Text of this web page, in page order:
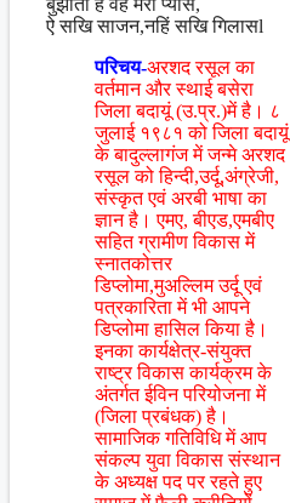
बुझाता है वह मेरी प्यास,
ऐ सखि साजन,नहिं सखि गिलासl
परिचय-अरशद रसूल का
वर्तमान और स्थाई बसेरा
जिला बदायूं (उ.प्र.)में है। ८
जुलाई १९८१ को जिला बदायूं
के बादुल्लागंज में जन्मे अरशद
रसूल को हिन्दी,उर्दू,अंग्रेजी,
संस्कृत एवं अरबी भाषा का
ज्ञान है। एमए, बीएड,एमबीए
सहित ग्रामीण विकास में
स्नातकोत्तर
डिप्लोमा,मुअल्लिम उर्दू एवं
पत्रकारिता में भी आपने
डिप्लोमा हासिल किया है।
इनका कार्यक्षेत्र-संयुक्त
राष्ट्र विकास कार्यक्रम के
अंतर्गत ईविन परियोजना में
(जिला प्रबंधक) है।
सामाजिक गतिविधि में आप
संकल्प युवा विकास संस्थान
के अध्यक्ष पद पर रहते हुए